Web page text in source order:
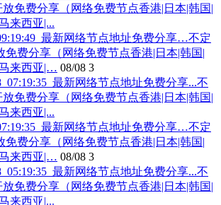
最新网络节点地址免费分享…不定
费分享（网络免费节点香港|日本|韩国|
来西亚|… 08/08 3
最新网络节点地址免费分享…不定
费分享（网络免费节点香港|日本|韩国|
来西亚|… 08/08 3